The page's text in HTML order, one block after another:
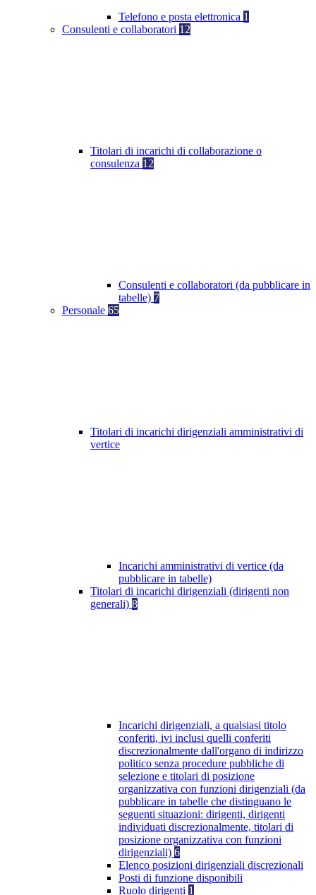
Telefono e posta elettronica 1
Consulenti e collaboratori 12
Titolari di incarichi di collaborazione o
consulenza 12
Consulenti e collaboratori (da pubblicare in
tabelle) 7
Personale 65
Titolari di incarichi dirigenziali amministrativi di
vertice
Incarichi amministrativi di vertice (da
pubblicare in tabelle)
Titolari di incarichi dirigenziali (dirigenti non
generali) 8
Incarichi dirigenziali, a qualsiasi titolo
conferiti, ivi inclusi quelli conferiti
discrezionalmente dall'organo di indirizzo
politico senza procedure pubbliche di
selezione e titolari di posizione
organizzativa con funzioni dirigenziali (da
pubblicare in tabelle che distinguano le
seguenti situazioni: dirigenti, dirigenti
individuati discrezionalmente, titolari di
posizione organizzativa con funzioni
dirigenziali) 6
Elenco posizioni dirigenziali discrezionali
Posti di funzione disponibili
Ruolo dirigenti 1